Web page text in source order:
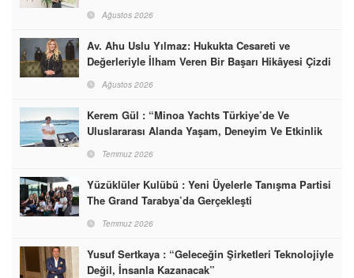
Ağustos 2026
Av. Ahu Uslu Yılmaz: Hukukta Cesareti ve
Değerleriyle İlham Veren Bir Başarı Hikâyesi Çizdi
Ağustos 2026
Kerem Gül : “Minoa Yachts Türkiye’de Ve
Uluslararası Alanda Yaşam, Deneyim Ve Etkinlik
Markası Olacak”
Temmuz 2026
Yüzüklüler Kulübü : Yeni Üyelerle Tanışma Partisi
The Grand Tarabya’da Gerçekleşti
Temmuz 2026
Yusuf Sertkaya : “Geleceğin Şirketleri Teknolojiyle
Değil, İnsanla Kazanacak”